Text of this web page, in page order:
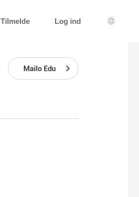
Tilmelde Log ind
Mailo Edu